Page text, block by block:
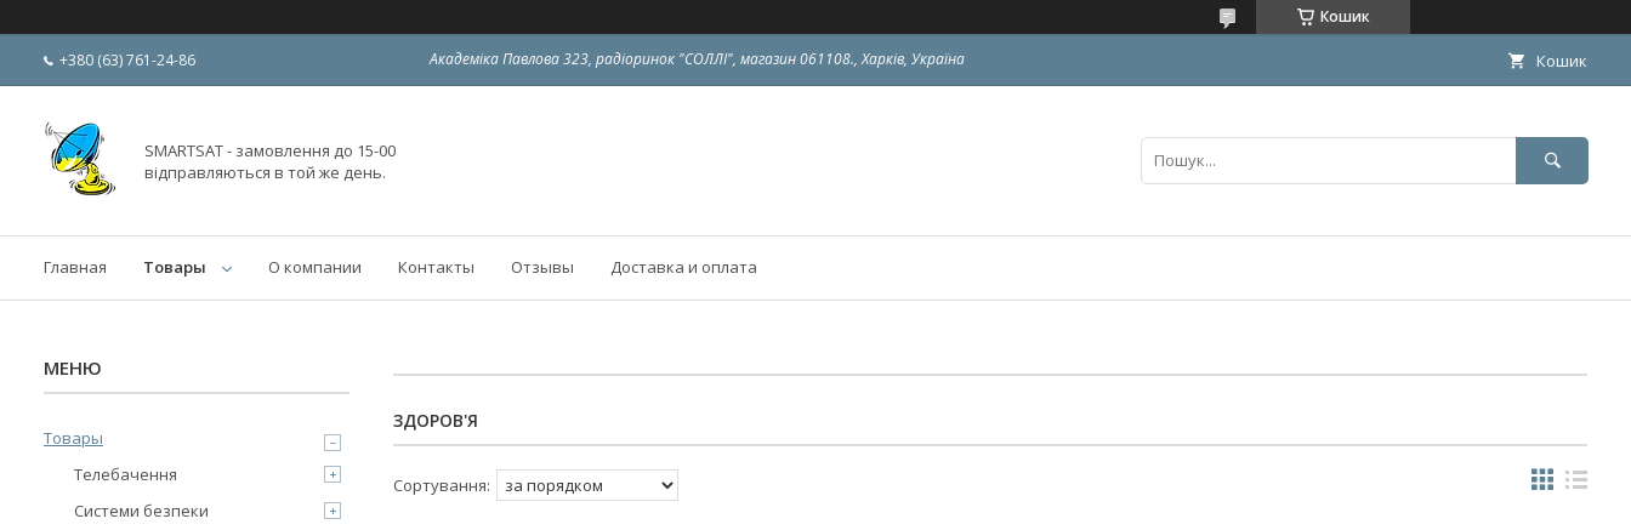
Кошик
+380 (63) 761-24-86 Академіка Павлова 323, радіоринок "СОЛЛІ", магазин 061108., Харків, Україна Кошик
SMARTSAT - замовлення до 15-00
відправляються в той же день.
Главная Товары О компании Контакты Отзывы Доставка и оплата
ЗДОРОВ'Я
Товары
Телебачення
Системи безпеки